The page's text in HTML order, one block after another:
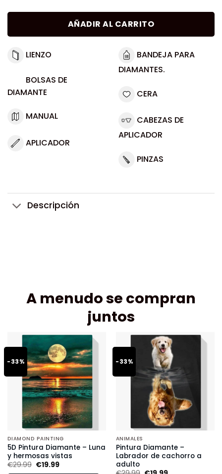
AÑADIR AL CARRITO
LIENZO
BOLSAS DE
DIAMANTE
MANUAL
APLICADOR
BANDEJA PARA
DIAMANTES.
CERA
CABEZAS DE
APLICADOR
PINZAS
Descripción
A menudo se compran
juntos
-33%
DIAMOND PAINTING
5D Pintura Diamante – Luna
y hermosas vistas
€29.99 €19.99
-33%
ANIMALES
Pintura Diamante –
Labrador de cachorro a
adulto